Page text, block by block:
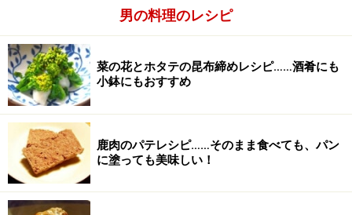
男の料理のレシピ
菜の花とホタテの昆布締めレシピ……酒肴にも
小鉢にもおすすめ
鹿肉のパテレシピ……そのまま食べても、パン
に塗っても美味しい！